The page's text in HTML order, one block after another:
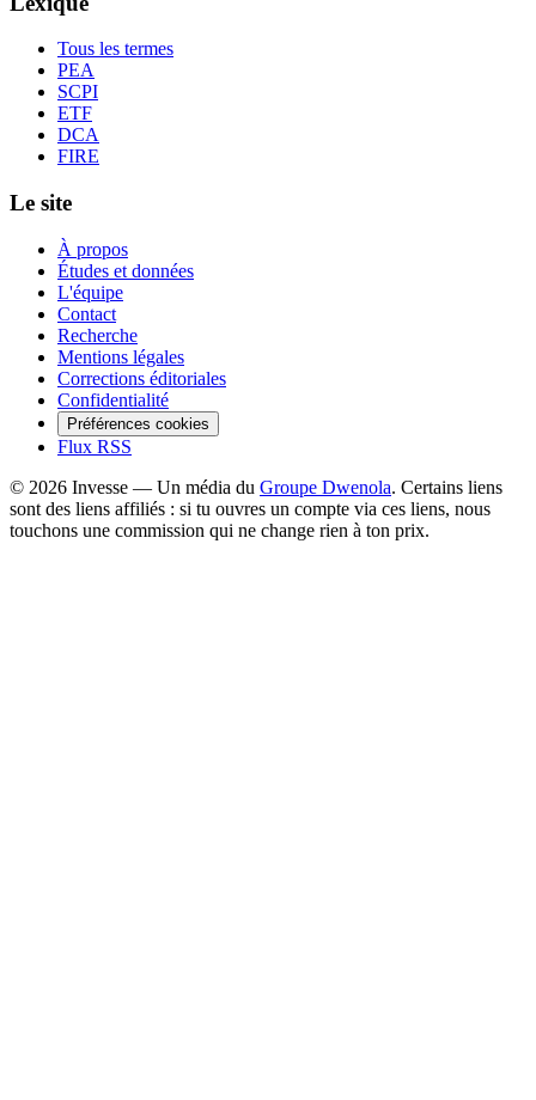
Tous les termes
PEA
SCPI
ETF
DCA
FIRE
Le site
À propos
Études et données
L'équipe
Contact
Recherche
Mentions légales
Corrections éditoriales
Confidentialité
Préférences cookies
Flux RSS
© 2026 Invesse — Un média du Groupe Dwenola. Certains liens
sont des liens affiliés : si tu ouvres un compte via ces liens, nous
touchons une commission qui ne change rien à ton prix.